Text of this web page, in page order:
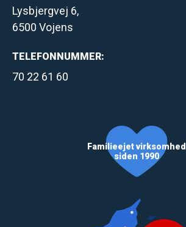
Lysbjergvej 6,
6500 Vojens
TELEFONNUMMER:
70 22 61 60
Familieejet virksomhed
siden 1990